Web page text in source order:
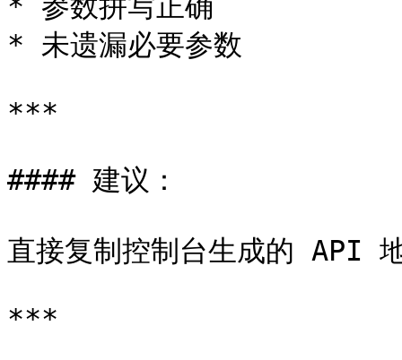
* 未遗漏必要参数
***
#### 建议：
直接复制控制台生成的 API
***